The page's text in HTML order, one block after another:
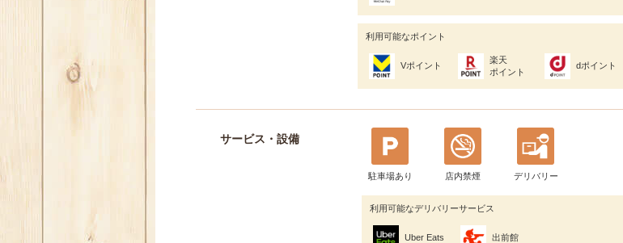
利用可能なポイント
Vポイント
楽天
ポイント
dポイント
サービス・設備
駐車場あり 店内禁煙 デリバリー
利用可能なデリバリーサービス
Uber Eats 出前館